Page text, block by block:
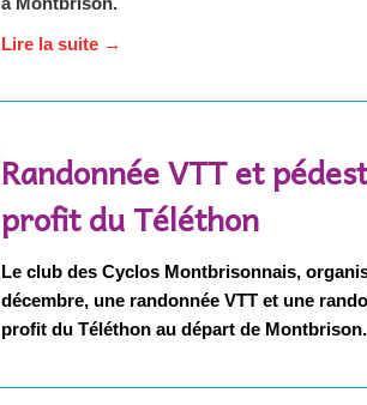
Lire la suite →
Randonnée VTT et
profit du Téléthon
Le club des Cyclos Montbrisonnais,
décembre, une randonnée VTT et une
profit du Téléthon au départ de Montbrison.